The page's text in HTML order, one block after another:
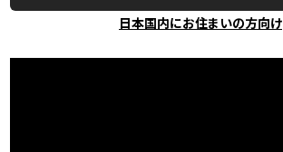
日本国内にお住まいの方向け